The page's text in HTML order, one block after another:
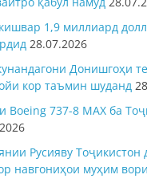
1,9 миллиард
28.07.2026
Донишгоҳи
кор таъмин шуданд
Boeing 737-8 MAX ба
Русияву Тоҷикистон
навгониҳои муҳим